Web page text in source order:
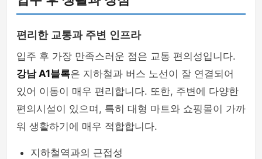
편리한 교통과 주변 인프라
입주 후 가장 만족스러운 점은 교통 편의성입니다.
강남 A1블록은 지하철과 버스 노선이 잘 연결되어
있어 이동이 매우 편리합니다. 또한, 주변에 다양한
편의시설이 있으며, 특히 대형 마트와 쇼핑몰이 가까
워 생활하기에 매우 적합합니다.
지하철역과의 근접성